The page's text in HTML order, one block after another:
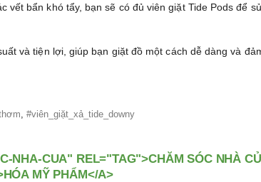
vết bẩn khó tẩy, bạn sẽ có đủ viên giặt Tide Pods để
và tiện lợi, giúp bạn giặt đồ một cách dễ dàng và
#viên_giặt_xả_tide_downy
NHA-CUA" REL="TAG">CHĂM SÓC NHÀ
MỸ PHẨM</A>